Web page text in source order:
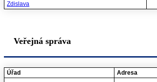
Zdislava
Veřejná správa
Úřad Adresa